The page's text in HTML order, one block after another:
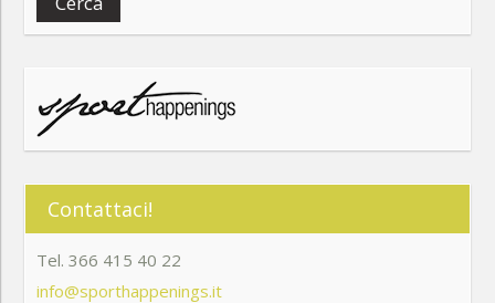
Contattaci!
Tel. 366 415 40 22
info@sporthappenings.it